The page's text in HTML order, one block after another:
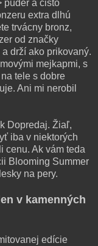
púder a čisto
extra dlhú
trvácny bronz,
od značky
drží ako prikovaný.
mejkapmi, s
tele s dobre
Ani mi nerobil
Dopredaj. Žiaľ,
iba v niektorých
cenu. Ak vám teda
Blooming Summer
na pery.
v kamenných
edície